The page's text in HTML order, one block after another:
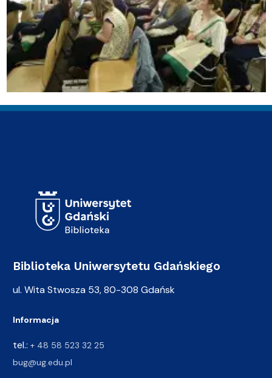
Biblioteka Uniwersytetu Gdańskiego
ul. Wita Stwosza 53, 80-308 Gdańsk
Informacja
tel.: + 48 58 523 32 25
bug@ug.edu.pl